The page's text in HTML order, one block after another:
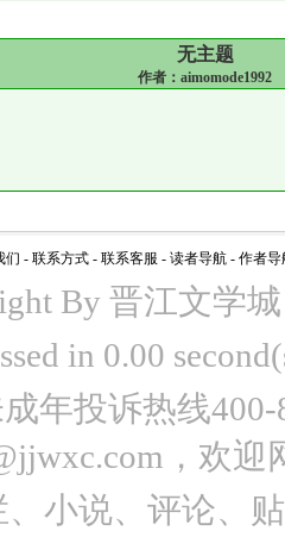
无主题
作者：aimomode1992
们 - 联系方式 - 联系客服 - 读者导航 - 作者导
By 晋江文学
in 0.00
年投诉热线
，欢
小说、评论、